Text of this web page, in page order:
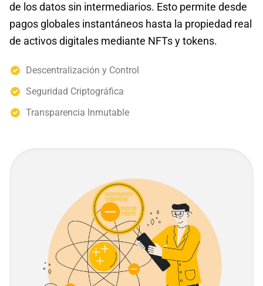
de los datos sin intermediarios. Esto permite desde
pagos globales instantáneos hasta la propiedad real
de activos digitales mediante NFTs y tokens.
Descentralización y Control
Seguridad Criptográfica
Transparencia Inmutable